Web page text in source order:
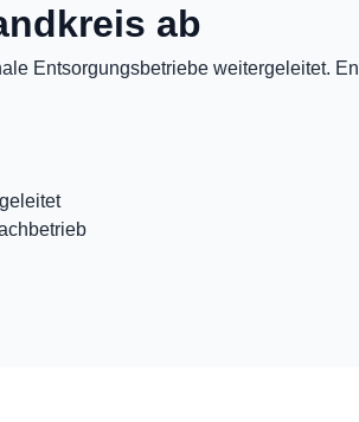
ab
Entsorgungsbetriebe weitergeleitet.